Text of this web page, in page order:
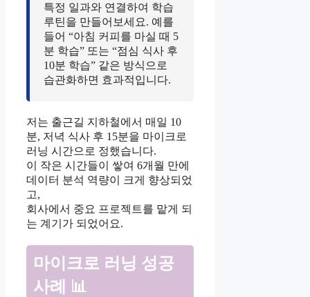
특정 일과와 연결하여 학습
루틴을 만들어보세요. 예를
들어 “아침 커피를 마실 때 5
분 학습” 또는 “점심 식사 후
10분 학습” 같은 방식으로
습관화하면 효과적입니다.
저는 출근길 지하철에서 매일 10
분, 저녁 식사 후 15분을 마이크로
러닝 시간으로 정했습니다.
이 작은 시간들이 쌓여 6개월 만에
데이터 분석 역량이 크게 향상되었
고,
회사에서 중요 프로젝트를 맡게 되
는 계기가 되었어요.
마이크로 러닝 성공
사례 📊